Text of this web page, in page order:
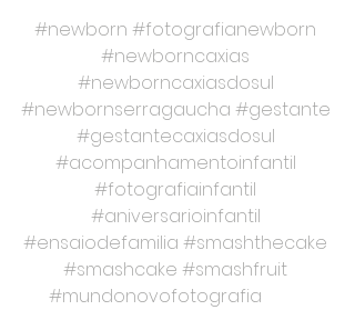
#newborn #fotografianewborn
#newborncaxias
#newborncaxiasdosul
#newbornserragaucha #gestante
#gestantecaxiasdosul
#acompanhamentoinfantil
#fotografiainfantil
#aniversarioinfantil
#ensaiodefamilia #smashthecake
#smashcake #smashfruit
#mundonovofotografia